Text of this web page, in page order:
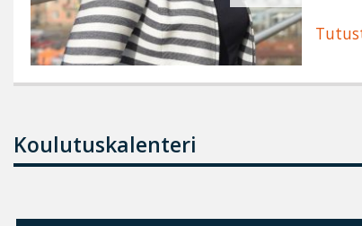
Koulutuskalenteri